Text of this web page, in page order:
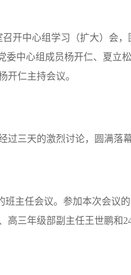
召开中心组学习（扩大）会
委中心组成员杨开仁、夏立
开仁主持会议。
过三天的激烈讨论，圆满落
班主任会议。参加本次会议
高三年级部副主任王世鹏和